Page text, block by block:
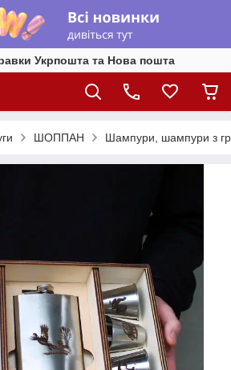
Укрпошта та Нова пошта
ШОППАН Шампури, шампури з